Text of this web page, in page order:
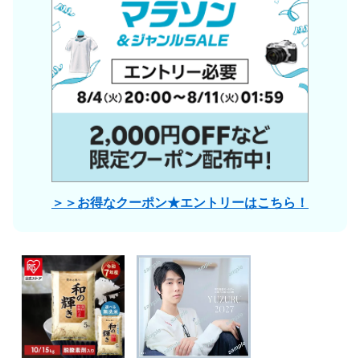
＞＞お得なクーポン★エントリーはこちら！